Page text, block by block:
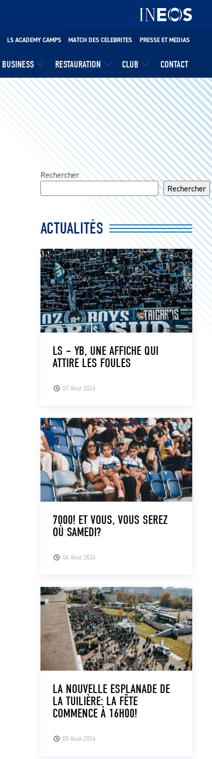
BUSINESS RESTAURATION CLUB CONTACT
LS ACADEMY CAMPS MATCH DES CELEBRITES PRESSE ET MEDIAS
Rechercher
Rechercher
ACTUALITÉS
07 Août 2026
LS – YB, UNE AFFICHE QUI
ATTIRE LES FOULES
06 Août 2026
7000! ET VOUS, VOUS SEREZ
OÙ SAMEDI?
05 Août 2026
LA NOUVELLE ESPLANADE DE
LA TUILIÈRE: LA FÊTE
COMMENCE À 16H00!